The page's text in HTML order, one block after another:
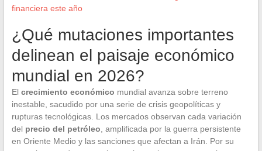
financiera este año
¿Qué mutaciones importantes
delinean el paisaje económico
mundial en 2026?
El crecimiento económico mundial avanza sobre terreno
inestable, sacudido por una serie de crisis geopolíticas y
rupturas tecnológicas. Los mercados observan cada variación
del precio del petróleo , amplificada por la guerra persistente
en Oriente Medio y las sanciones que afectan a Irán. Por su